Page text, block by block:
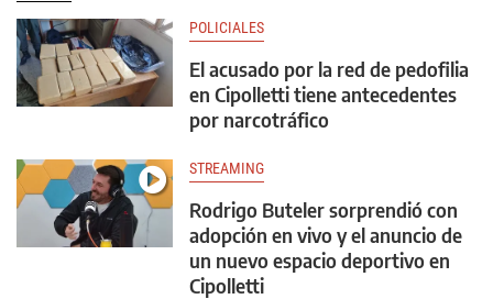
POLICIALES
El acusado por la red de pedofilia
en Cipolletti tiene antecedentes
por narcotráfico
STREAMING
Rodrigo Buteler sorprendió con
adopción en vivo y el anuncio de
un nuevo espacio deportivo en
Cipolletti